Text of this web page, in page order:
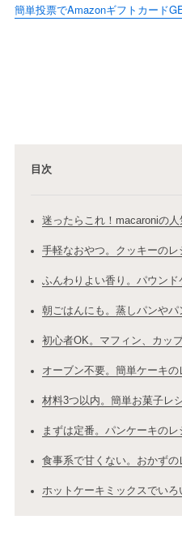
簡単投票でAmazonギフトカード
目次
迷ったらこれ！macaroniの
手軽なおやつ。クッキーのレ
ふんわりよい香り。パウン
朝ごはんにも。蒸しパンやパ
初心者OK。マフィン、カッ
オーブン不要。簡単ケーキの
材料3つ以内。簡単お菓子レ
まずは定番。パンケーキのレ
食事系で甘くない。おかずの
ホットケーキミックスでい